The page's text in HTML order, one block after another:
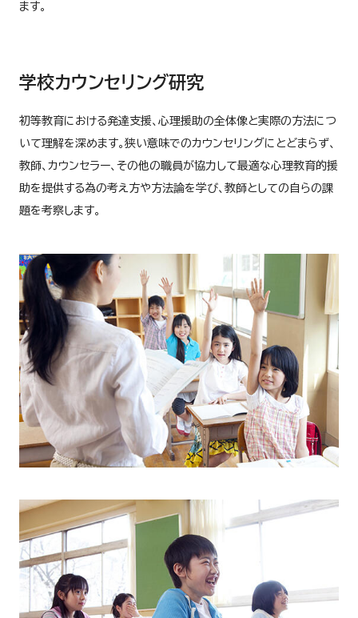
ます。
学校カウンセリング研究
初等教育における発達支援、心理援助の全体像と実際の方法につ
いて理解を深めます。狭い意味でのカウンセリングにとどまらず、
教師、カウンセラー、その他の職員が協力して最適な心理教育的援
助を提供する為の考え方や方法論を学び、教師としての自らの課
題を考察します。